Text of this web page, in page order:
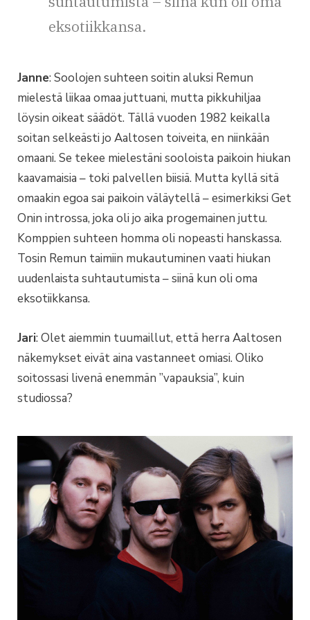
eksotiikkansa.
Janne: Soolojen suhteen soitin aluksi Remun
mielestä liikaa omaa juttuani, mutta pikkuhiljaa
löysin oikeat säädöt. Tällä vuoden 1982 keikalla
soitan selkeästi jo Aaltosen toiveita, en niinkään
omaani. Se tekee mielestäni sooloista paikoin hiukan
kaavamaisia – toki palvellen biisiä. Mutta kyllä sitä
omaakin egoa sai paikoin väläytellä – esimerkiksi Get
Onin introssa, joka oli jo aika progemainen juttu.
Komppien suhteen homma oli nopeasti hanskassa.
Tosin Remun taimiin mukautuminen vaati hiukan
uudenlaista suhtautumista – siinä kun oli oma
eksotiikkansa.
Jari: Olet aiemmin tuumaillut, että herra Aaltosen
näkemykset eivät aina vastanneet omiasi. Oliko
soitossasi livenä enemmän ”vapauksia”, kuin
studiossa?